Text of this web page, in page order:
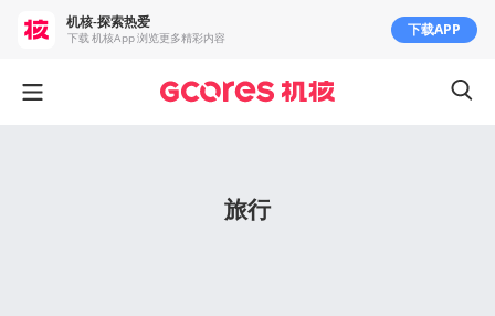
旅行
机核-探索热爱
下载 机核App 浏览更多精彩内容 下载APP